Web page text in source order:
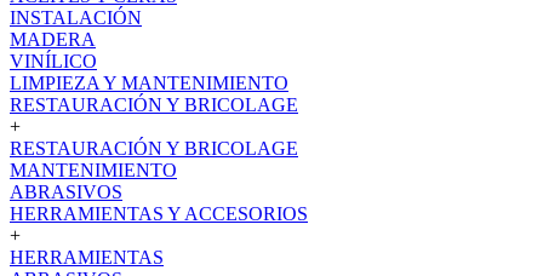
INSTALACIÓN
MADERA
VINÍLICO
LIMPIEZA Y MANTENIMIENTO
RESTAURACIÓN Y BRICOLAGE
+
RESTAURACIÓN Y BRICOLAGE
MANTENIMIENTO
ABRASIVOS
HERRAMIENTAS Y ACCESORIOS
+
HERRAMIENTAS